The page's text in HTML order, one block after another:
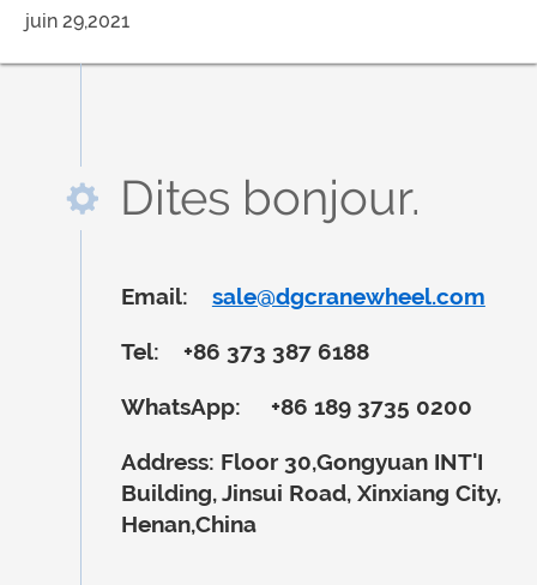
juin 29,2021
Dites bonjour.
Email: sale@dgcranewheel.com
Tel: +86 373 387 6188
WhatsApp: +86 189 3735 0200
Address: Floor 30,Gongyuan INT'I
Building, Jinsui Road, Xinxiang City,
Henan,China